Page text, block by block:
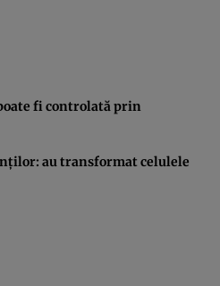
fi controlată prin
au transformat celulele